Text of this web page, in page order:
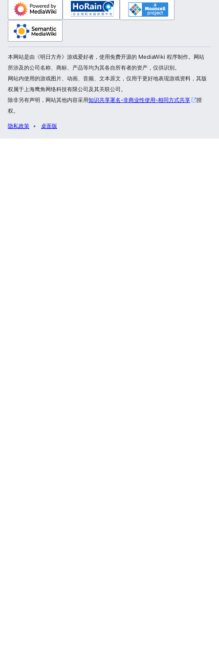
本网站是由《明日方舟》游戏爱好者，使用免费开源的 MediaWiki 程序制作。网站
所涉及的公司名称、商标、产品等均为其各自所有者的资产，仅供识别。
网站内使用的游戏图片、动画、音频、文本原文，仅用于更好地表现游戏资料，其版
权属于上海鹰角网络科技有限公司及其关联公司。
除非另有声明，网站其他内容采用知识共享署名-非商业性使用-相同方式共享
授
权。
隐私政策 桌面版